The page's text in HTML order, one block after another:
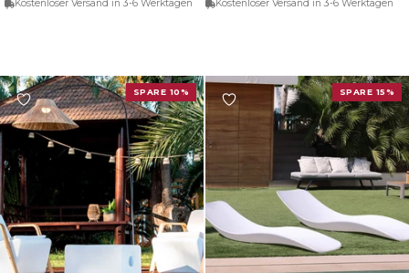
Kostenloser Versand in 3-6 Werktagen Kostenloser Versand in 3-6 Werktagen
SPARE 10% SPARE 15%